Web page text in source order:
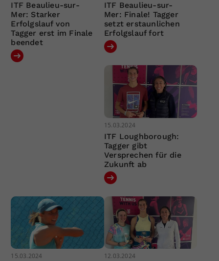
ITF Beaulieu-sur-
Mer: Starker
Erfolgslauf von
Tagger erst im Finale
beendet
ITF Beaulieu-sur-
Mer: Finale! Tagger
setzt erstaunlichen
Erfolgslauf fort
15.03.2024
ITF Loughborough:
Tagger gibt
Versprechen für die
Zukunft ab
15.03.2024 12.03.2024